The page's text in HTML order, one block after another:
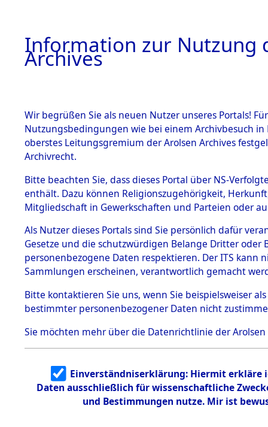
BESTÄNDE
1.
mente
5. Verschiedenes
5.3
Todesmärsche
5.3.1 Alliierte
Erhebungen
zu
Todesmärsch
en
5.3.2
Identifizierun
g
5.3.3
Todesmärsch
Information zur Nutzung
Archives
Wir begrüßen Sie als neuen Nutzer unseres Portals!
Nutzungsbedingungen wie bei einem Archivbesuch
oberstes Leitungsgremium der Arolsen Archives
Archivrecht.
Bitte beachten Sie, dass dieses Portal über NS-
enthält. Dazu können Religionszugehörigkeit,
Mitgliedschaft in Gewerkschaften und Parteien oder
Als Nutzer dieses Portals sind Sie persönlich dafür
Gesetze und die schutzwürdigen Belange Dritter
personenbezogene Daten respektieren. Der ITS
Sammlungen erscheinen, verantwortlich gemacht
Bitte kontaktieren Sie uns, wenn Sie beispielsweiser
bestimmter personenbezogener Daten nicht
Sie möchten mehr über die Datenrichtlinie der Arolsen
Einverständniserklärung: Hiermit erkläre
Daten ausschließlich für wissenschaftliche
und Bestimmungen nutze. Mir ist